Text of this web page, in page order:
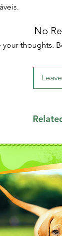
No
your thoughts.